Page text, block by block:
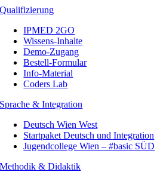
Qualifizierung
IPMED 2GO
Wissens-Inhalte
Demo-Zugang
Bestell-Formular
Info-Material
Coders Lab
Sprache & Integration
Deutsch Wien West
Startpaket Deutsch und Integration
Jugendcollege Wien – #basic SÜD
Methodik & Didaktik